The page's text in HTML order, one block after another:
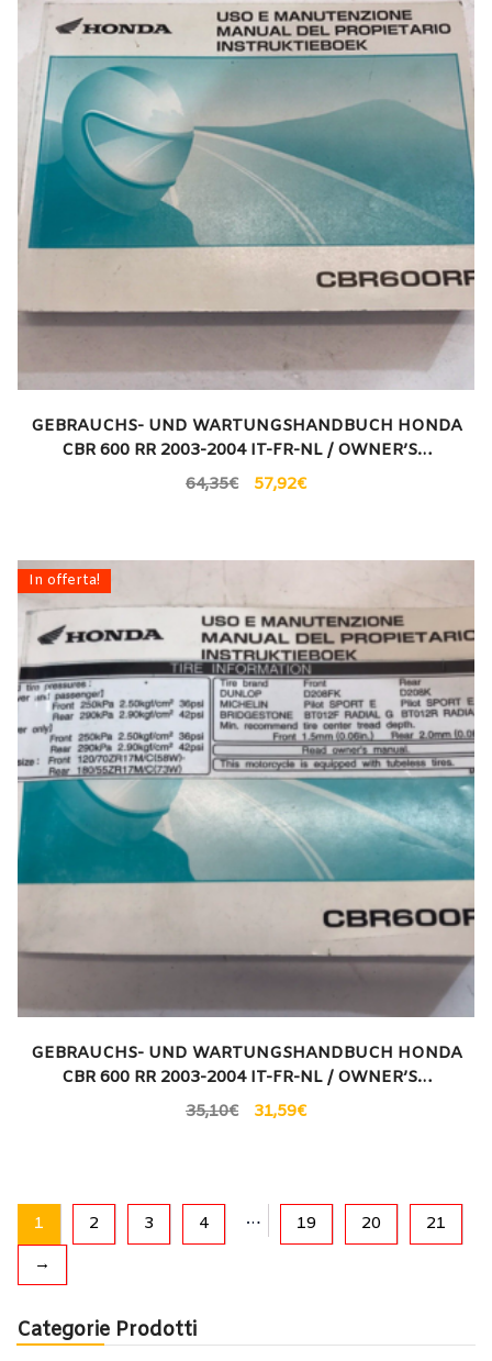
Categorie Prodotti
GEBRAUCHS- UND WARTUNGSHANDBUCH HONDA
CBR 600 RR 2003-2004 IT-FR-NL / OWNER’S…
64,35€ 57,92€
In offerta!
GEBRAUCHS- UND WARTUNGSHANDBUCH HONDA
CBR 600 RR 2003-2004 IT-FR-NL / OWNER’S…
35,10€ 31,59€
1 2 3 4 … 19 20
21
→